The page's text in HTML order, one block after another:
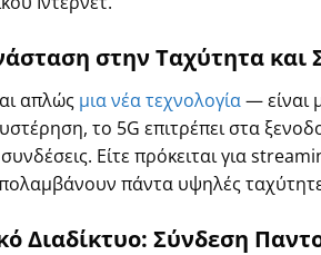
στην Ταχύτητα και
απλώς μια νέα τεχνολογία— είναι
το 5G επιτρέπει στα
Είτε πρόκειται για
πάντα υψηλές
Διαδίκτυο: Σύνδεση